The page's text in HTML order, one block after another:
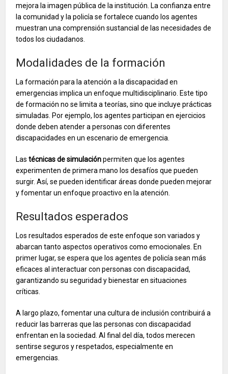
mejora la imagen pública de la institución. La confianza entre
la comunidad y la policía se fortalece cuando los agentes
muestran una comprensión sustancial de las necesidades de
todos los ciudadanos.
Modalidades de la formación
La formación para la atención a la discapacidad en
emergencias implica un enfoque multidisciplinario. Este tipo
de formación no se limita a teorías, sino que incluye prácticas
simuladas. Por ejemplo, los agentes participan en ejercicios
donde deben atender a personas con diferentes
discapacidades en un escenario de emergencia.
Lastécnicas de simulaciónpermiten que los agentes
experimenten de primera mano los desafíos que pueden
surgir. Así, se pueden identificar áreas donde pueden mejorar
y fomentar un enfoque proactivo en la atención.
Resultados esperados
Los resultados esperados de este enfoque son variados y
abarcan tanto aspectos operativos como emocionales. En
primer lugar, se espera que los agentes de policía sean más
eficaces al interactuar con personas con discapacidad,
garantizando su seguridad y bienestar en situaciones
críticas.
A largo plazo, fomentar una cultura de inclusión contribuirá a
reducir las barreras que las personas con discapacidad
enfrentan en la sociedad. Al final del día, todos merecen
sentirse seguros y respetados, especialmente en
emergencias.